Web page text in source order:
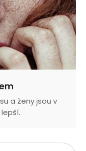
a ženy jsou v